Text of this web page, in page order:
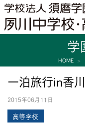
学
HOME
一泊旅行in香
2015年06月11日
高等学校